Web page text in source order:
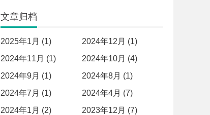
文章归档
2025年1月 (1)
2024年12月 (1)
2024年11月 (1)
2024年10月 (4)
2024年9月 (1)
2024年8月 (1)
2024年7月 (1)
2024年4月 (7)
2024年1月 (2)
2023年12月 (7)